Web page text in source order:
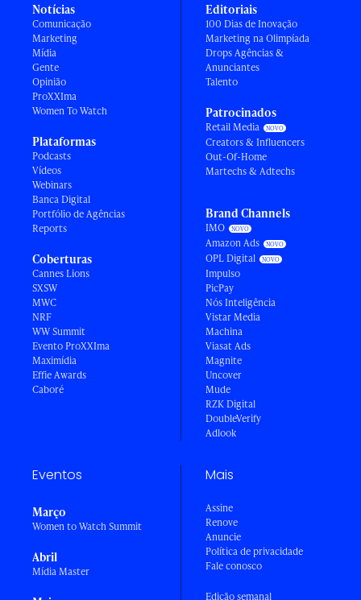
Notícias
Comunicação
Marketing
Mídia
Gente
Opinião
ProXXIma
Women To Watch
Plataformas
Podcasts
Vídeos
Webinars
Banca Digital
Portfólio de Agências
Reports
Coberturas
Cannes Lions
SXSW
MWC
NRF
WW Summit
Evento ProXXIma
Maximídia
Effie Awards
Caboré
Editoriais
100 Dias de Inovação
Marketing na Olimpíada
Drops Agências &
Anunciantes
Talento
Patrocinados
Retail Media
Creators & Influencers
Out-Of-Home
Martechs & Adtechs
Brand Channels
IMO
Amazon Ads
OPL Digital
Impulso
PicPay
Nós Inteligência
Vistar Media
Machina
Viasat Ads
Magnite
Uncover
Mude
RZK Digital
DoubleVerify
Adlook
Eventos
Março
Women to Watch Summit
Abril
Mídia Master
Mais
Assine
Renove
Anuncie
Política de privacidade
Fale conosco
Edição semanal